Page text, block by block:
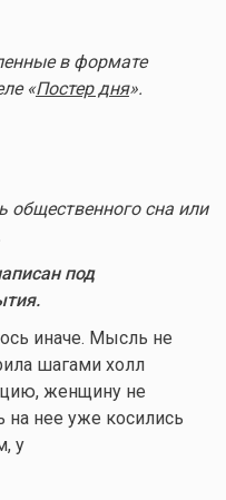
в формате
«Постер дня».
общественного сна или
под
иначе. Мысль не
шагами холл
женщину не
на нее уже косились
у